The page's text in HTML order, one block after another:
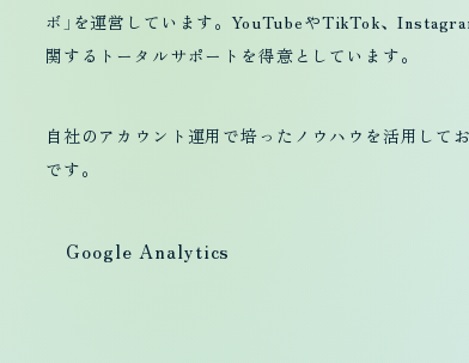
ボ」を運営しています。YouTubeやTikTok、
関するトータルサポートを得意としています。
自社のアカウント運用で培ったノウハウを活用して
です。
Google Analytics